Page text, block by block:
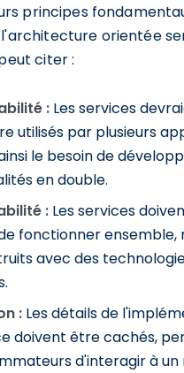
principes
orientée
citer :
: Les services
utilisés par plusieurs
le besoin de
en double.
: Les services
fonctionner ensemble,
avec des
: Les détails de
doivent être cachés,
d'interagir à un